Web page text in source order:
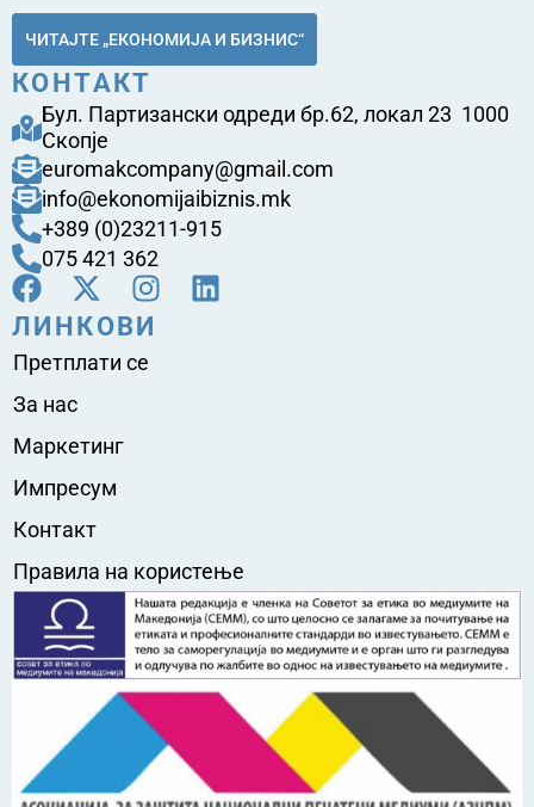
ЧИТАЈТЕ „ЕКОНОМИЈА И БИЗНИС“
КОНТАКТ
Бул. Партизански одреди бр.62, локал 23 1000
Скопје
euromakcompany@gmail.com
info@ekonomijaibiznis.mk
+389 (0)23211-915
075 421 362
ЛИНКОВИ
Претплати се
За нас
Маркетинг
Импресум
Контакт
Правила на користење